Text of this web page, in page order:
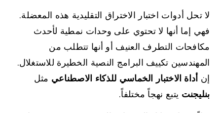
لا تحل أدوات اختبار الاختراق التقليدية هذه المعضلة.
فهي إما أنها لا تحتوي على وحدات نمطية لأحدث
مكافحات التطرف العنيف أو أنها تتطلب من
المهندسين تكييف البرامج النصية الخطيرة للاستغلال.
إن أداة الاختبار الخماسي للذكاء الاصطناعي مثل
بنليجنت يتبع نهجاً مختلفاً.